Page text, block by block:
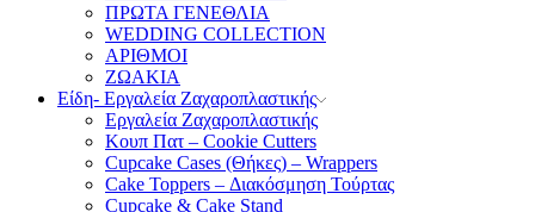
ΠΡΩΤΑ ΓΕΝΕΘΛΙΑ
WEDDING COLLECTION
ΑΡΙΘΜΟΙ
ΖΩΑΚΙΑ
Είδη- Εργαλεία Ζαχαροπλαστικής
Εργαλεία Ζαχαροπλαστικής
Κουπ Πατ – Cookie Cutters
Cupcake Cases (Θήκες) – Wrappers
Cake Toppers – Διακόσμηση Τούρτας
Cupcake & Cake Stand